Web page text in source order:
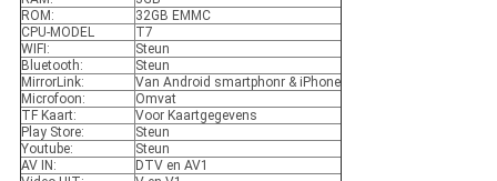
ROM:
32GB EMMC
CPU-MODEL
T7
WIFI:
Steun
Bluetooth:
Steun
MirrorLink:
Van Android smartphonr & iPhone
Microfoon:
Omvat
TF Kaart:
Voor Kaartgegevens
Play Store:
Steun
Youtube:
Steun
AV IN:
DTV en AV1